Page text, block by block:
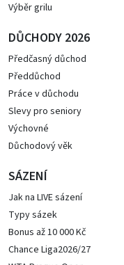
Výběr grilu
DŮCHODY 2026
Předčasný důchod
Předdůchod
Práce v důchodu
Slevy pro seniory
Výchovné
Důchodový věk
SÁZENÍ
Jak na LIVE sázení
Typy sázek
Bonus až 10 000 Kč
Chance Liga2026/27